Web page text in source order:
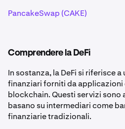
PancakeSwap (CAKE)
Comprendere la DeFi
In sostanza, la DeFi si riferisce
finanziari forniti da
blockchain. Questi servizi sono
basano su intermediari come
finanziarie tradizionali.